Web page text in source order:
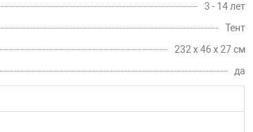
3 - 14 лет
Тент
232 х 46 х 27 см
да